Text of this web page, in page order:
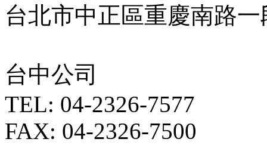
台北市中正區重慶南路一
台中公司
TEL: 04-2326-7577
FAX: 04-2326-7500